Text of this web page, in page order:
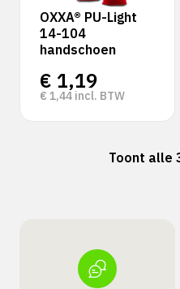
OXXA® PU-Light
14-104
handschoen
€ 1,19
€ 1,44 incl. BTW
Toont alle